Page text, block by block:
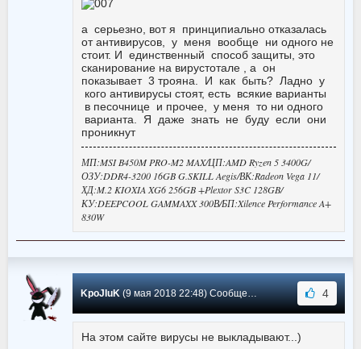
а серьезно, вот я принципиально отказалась
от антивирусов, у меня вообще ни одного не
стоит. И единственный способ защиты, это
сканирование на вирустотале , а он
показывает 3 трояна. И как быть? Ладно у
кого антивирусы стоят, есть всякие варианты
в песочнице и прочее, у меня то ни одного
варианта. Я даже знать не буду если они
проникнут
МП:MSI B450M PRO-M2 MAX/ЦП:AMD Ryzen 5 3400G/
ОЗУ:DDR4-3200 16GB G.SKILL Aegis/ВК:Radeon Vega 11/
ХД:M.2 KIOXIA XG6 256GB +Plextor S3C 128GB/
КУ:DEEPCOOL GAMMAXX 300В/БП:Xilence Performance A+
830W
KpoJIuK(9 мая 2018 22:48) Сообщение #2 4
На этом сайте вирусы не выкладывают...)